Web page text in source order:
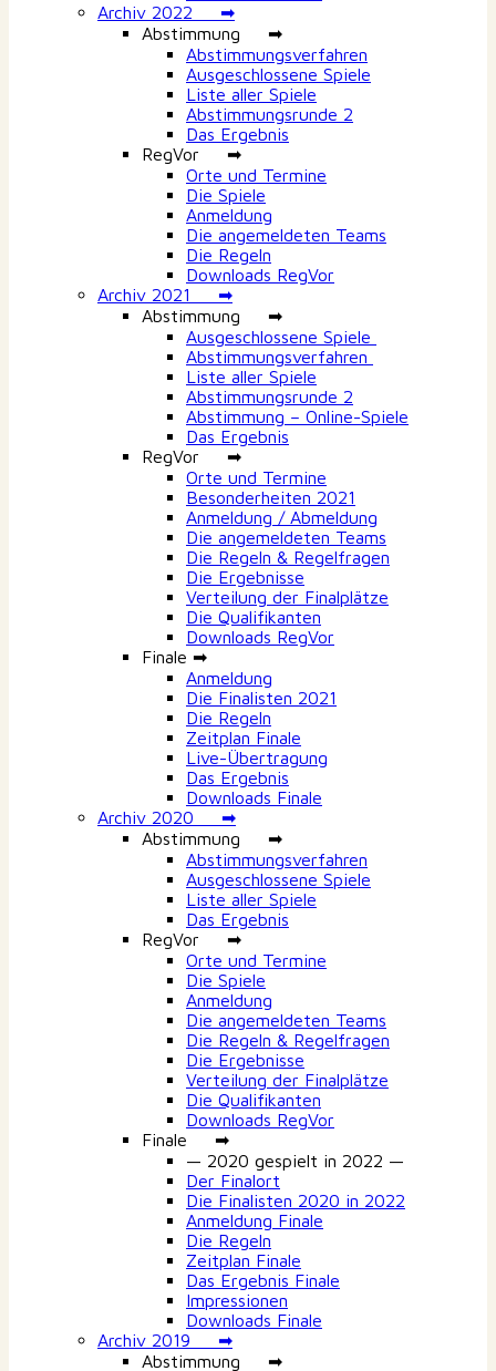
Archiv 2022 ➡
Abstimmung ➡
Abstimmungsverfahren
Ausgeschlossene Spiele
Liste aller Spiele
Abstimmungsrunde 2
Das Ergebnis
RegVor ➡
Orte und Termine
Die Spiele
Anmeldung
Die angemeldeten Teams
Die Regeln
Downloads RegVor
Archiv 2021 ➡
Abstimmung ➡
Ausgeschlossene Spiele
Abstimmungsverfahren
Liste aller Spiele
Abstimmungsrunde 2
Abstimmung – Online-Spiele
Das Ergebnis
RegVor ➡
Orte und Termine
Besonderheiten 2021
Anmeldung / Abmeldung
Die angemeldeten Teams
Die Regeln & Regelfragen
Die Ergebnisse
Verteilung der Finalplätze
Die Qualifikanten
Downloads RegVor
Finale ➡
Anmeldung
Die Finalisten 2021
Die Regeln
Zeitplan Finale
Live-Übertragung
Das Ergebnis
Downloads Finale
Archiv 2020 ➡
Abstimmung ➡
Abstimmungsverfahren
Ausgeschlossene Spiele
Liste aller Spiele
Das Ergebnis
RegVor ➡
Orte und Termine
Die Spiele
Anmeldung
Die angemeldeten Teams
Die Regeln & Regelfragen
Die Ergebnisse
Verteilung der Finalplätze
Die Qualifikanten
Downloads RegVor
Finale ➡
— 2020 gespielt in 2022 —
Der Finalort
Die Finalisten 2020 in 2022
Anmeldung Finale
Die Regeln
Zeitplan Finale
Das Ergebnis Finale
Impressionen
Downloads Finale
Archiv 2019 ➡
Abstimmung ➡